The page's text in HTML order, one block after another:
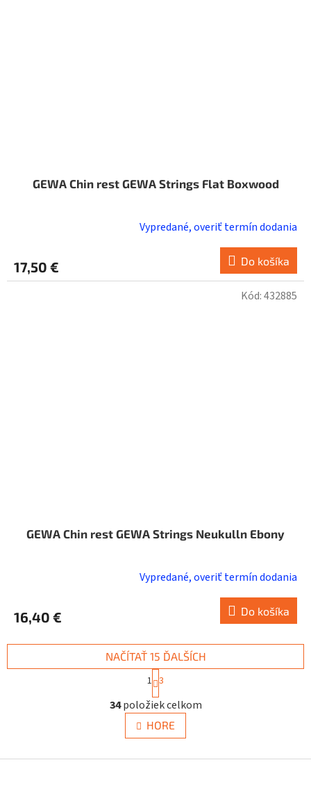
GEWA Chin rest GEWA Strings Flat Boxwood
Vypredané, overiť termín dodania
17,50 € Do košíka
GEWA Chin rest GEWA Strings Neukulln Ebony
Vypredané, overiť termín dodania
16,40 € Do košíka
Kód:432885
O
v
l
á
a
NAČÍTAŤ 15 ĎALŠÍCH
S
t
r
á
n
k
v
1 3
34položiek celkom
HORE